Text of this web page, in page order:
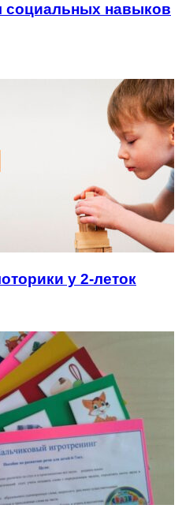
социальных навыков
у 2-леток